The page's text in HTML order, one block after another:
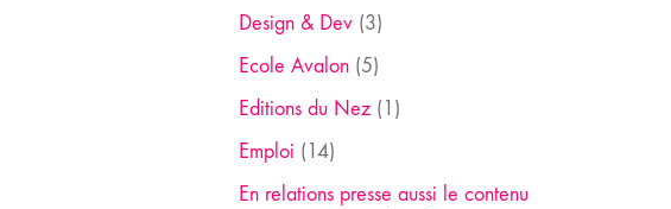
Design & Dev(3)
Ecole Avalon(5)
Editions du Nez(1)
Emploi (14)
En relations presse aussi le contenu